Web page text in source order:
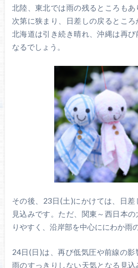
北陸、東北では雨の残るところも
次第に狭まり、日差しの戻るところ
北海道は引き続き晴れ、沖縄は再び
なるでしょう。
その後、23日(土)にかけては、日
見込みです。ただ、関東～西日本
りやすく、沿岸部を中心ににわか雨
24日(日)は、再び低気圧や前線の
雨のすっきりしない天気となる見